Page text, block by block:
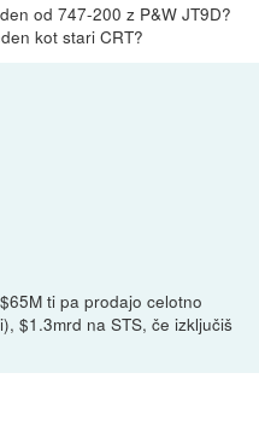
od 747-200 z P&W JT9D?
kot stari CRT?
ti pa prodajo celotno
$1.3mrd na STS, če izključiš